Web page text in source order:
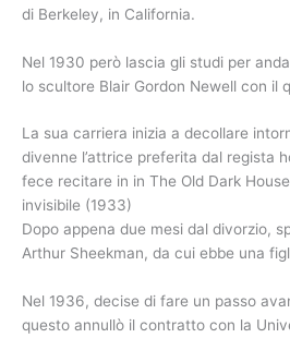
di Berkeley, in California.
Nel 1930 però lascia gli studi per
lo scultore Blair Gordon Newell con il
La sua carriera inizia a decollare
divenne l’attrice preferita dal regista
fece recitare in in The Old Dark
invisibile (1933)
Dopo appena due mesi dal divorzio,
Arthur Sheekman, da cui ebbe una
Nel 1936, decise di fare un passo
questo annullò il contratto con la